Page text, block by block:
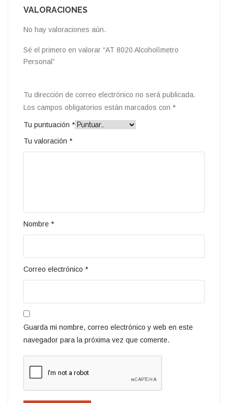
VALORACIONES
No hay valoraciones aún.
Sé el primero en valorar “AT 8020 Alcoholímetro
Personal”
Tu dirección de correo electrónico no será publicada.
Los campos obligatorios están marcados con *
Tu puntuación *
Tu valoración *
Nombre *
Correo electrónico *
Guarda mi nombre, correo electrónico y web en este
navegador para la próxima vez que comente.